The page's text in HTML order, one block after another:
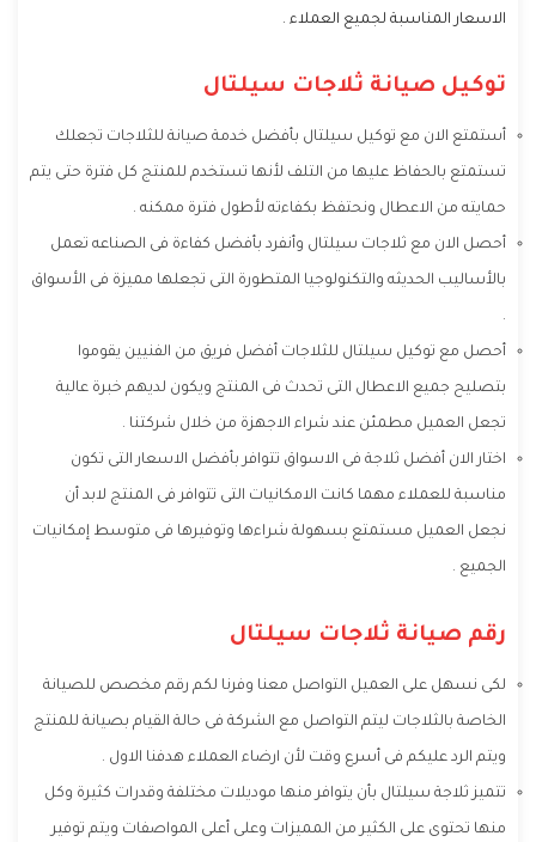
الاسعار المناسبة لجميع العملاء .
توكيل صيانة ثلاجات سيلتال
أستمتع الان مع توكيل سيلتال بأفضل خدمة صيانة للثلاجات تجعلك
تستمتع بالحفاظ عليها من التلف لأنها تستخدم للمنتج كل فترة حتى يتم
حمايته من الاعطال ونحتفظ بكفاءته لأطول فترة ممكنه .
أحصل الان مع ثلاجات سيلتال وأنفرد بأفضل كفاءة فى الصناعه تعمل
بالأساليب الحديثه والتكنولوجيا المتطورة التى تجعلها مميزة فى الأسواق
.
أحصل مع توكيل سيلتال للثلاجات أفضل فريق من الفنيين يقوموا
بتصليح جميع الاعطال التى تحدث فى المنتج ويكون لديهم خبرة عالية
تجعل العميل مطمئن عند شراء الاجهزة من خلال شركتنا .
اختار الان أفضل ثلاجة فى الاسواق تتوافر بأفضل الاسعار التى تكون
مناسبة للعملاء مهما كانت الامكانيات التى تتوافر فى المنتج لابد أن
نجعل العميل مستمتع بسهولة شراءها وتوفيرها فى متوسط إمكانيات
الجميع .
رقم صيانة ثلاجات سيلتال
لكى نسهل على العميل التواصل معنا وفرنا لكم رقم مخصص للصيانة
الخاصة بالثلاجات ليتم التواصل مع الشركة فى حالة القيام بصيانة للمنتج
ويتم الرد عليكم فى أسرع وقت لأن ارضاء العملاء هدفنا الاول .
تتميز ثلاجة سيلتال بأن يتوافر منها موديلات مختلفة وقدرات كثيرة وكل
منها تحتوى على الكثير من المميزات وعلى أعلى المواصفات ويتم توفير